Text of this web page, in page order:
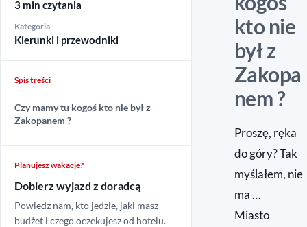
3 min czytania
Kategoria
Kierunki i przewodniki
Spis treści
Czy mamy tu kogoś kto nie był z
Zakopanem ?
Planujesz wakacje?
Dobierz wyjazd z doradcą
Powiedz nam, kto jedzie, jaki masz
budżet i czego oczekujesz od hotelu.
kto nie
był z
Zakopa
nem ?
Proszę, ręka
do góry? Tak
myślałem, nie
ma …
Miasto